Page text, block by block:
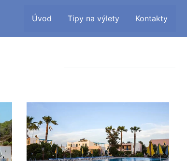
Úvod Tipy na výlety Kontakty